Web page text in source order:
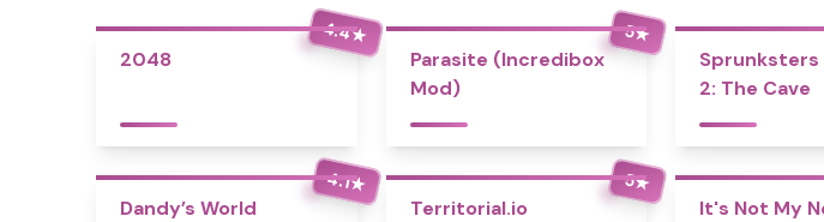
4.4★
2048
5★
Parasite (Incredibox
Mod)
Sprunksters
2: The Cave
4.1★
Dandy’s World
5★
Territorial.io
It's Not My